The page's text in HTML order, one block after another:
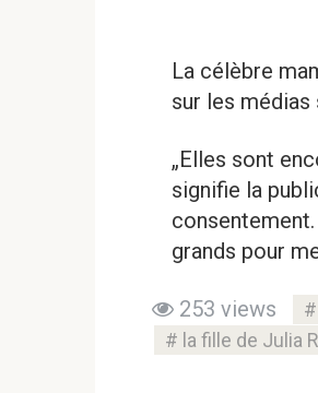
La célèbre
sur les médias
„Elles sont
signifie la
grands pour
253 views
la fille de Julia